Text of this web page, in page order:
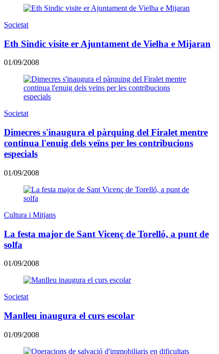
Societat
Eth Sindic visite er Ajuntament de Vielha e Mijaran
01/09/2008
Societat
Dimecres s'inaugura el pàrquing del Firalet mentre
continua l'enuig dels veïns per les contribucions
especials
01/09/2008
Cultura i Mitjans
La festa major de Sant Vicenç de Torelló, a punt de
solfa
01/09/2008
Societat
Manlleu inaugura el curs escolar
01/09/2008